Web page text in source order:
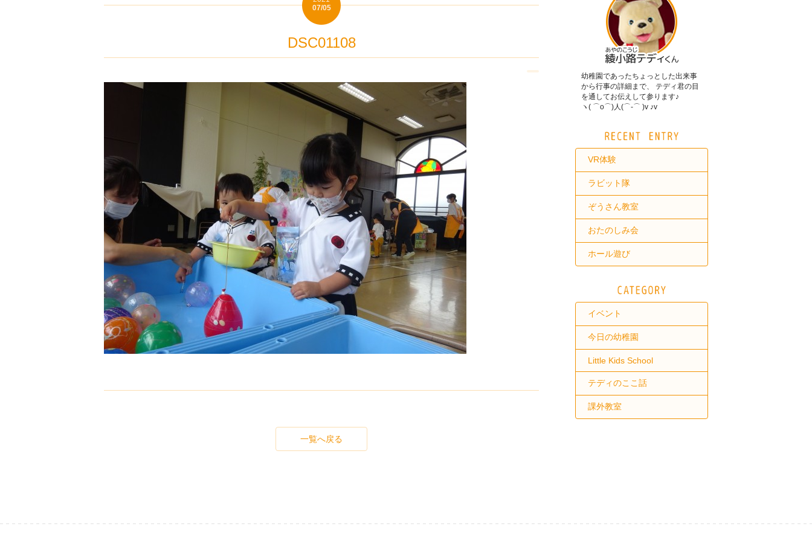
07/05
DSC01108
一覧へ戻る
幼稚園であったちょっとした出来事
から行事の詳細まで、 テディ君の目
を通してお伝えして参ります♪
ヽ( ⌒o⌒)人(⌒-⌒ )v ♪v
VR体験
ラビット隊
ぞうさん教室
おたのしみ会
ホール遊び
イベント
今日の幼稚園
Little Kids School
テディのここ話
課外教室